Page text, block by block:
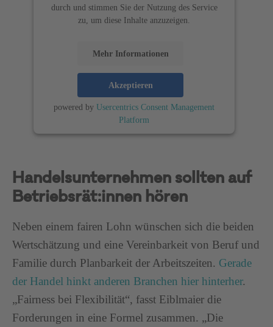
durch und stimmen Sie der Nutzung des Service
zu, um diese Inhalte anzuzeigen.
Mehr Informationen
Akzeptieren
powered by Usercentrics Consent Management
Platform
Handelsunternehmen sollten auf
Betriebsrät:innen hören
Neben einem fairen Lohn wünschen sich die beiden
Wertschätzung und eine Vereinbarkeit von Beruf und
Familie durch Planbarkeit der Arbeitszeiten. Gerade
der Handel hinkt anderen Branchen hier hinterher.
„Fairness bei Flexibilität“, fasst Eiblmaier die
Forderungen in eine Formel zusammen. „Die